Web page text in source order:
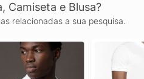
Camiseta e Blusa?
relacionadas a sua pesquisa.